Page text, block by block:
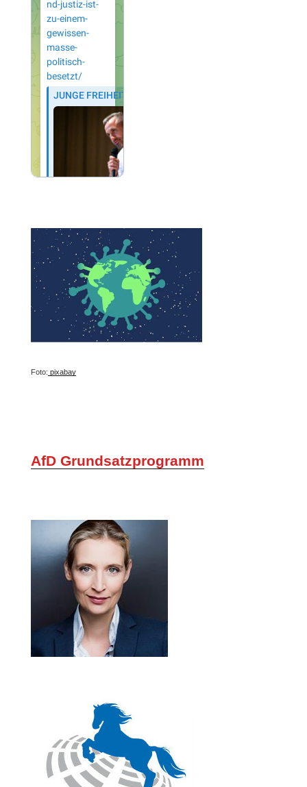
Foto: pixabay
AfD Grundsatzprogramm